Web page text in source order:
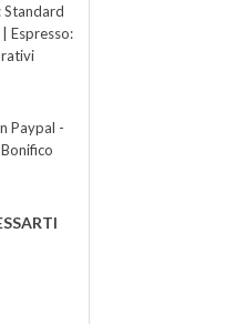
Standard
Espresso:
Paypal -